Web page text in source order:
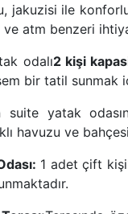
jakuzisi ile
atm benzeri
odalı2 kişi
bir tatil sunmak
suite yatak
havuzu ve
1 adet çift